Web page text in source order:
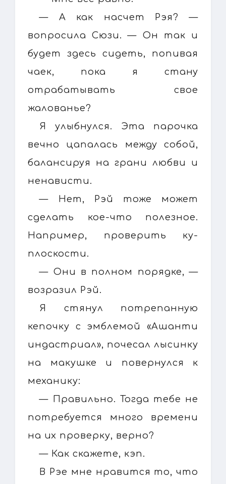
— А как насчет Рэя? —
вопросила Сюзи. — Он так и
будет здесь сидеть, попивая
чаек, пока я стану
отрабатывать свое
жалованье?
Я улыбнулся. Эта парочка
вечно цапалась между собой,
балансируя на грани любви и
ненависти.
— Нет, Рэй тоже может
сделать кое-что полезное.
Например, проверить ку-
плоскости.
— Они в полном порядке, —
возразил Рэй.
Я стянул потрепанную
кепочку с эмблемой «Ашанти
индастриал», почесал лысинку
на макушке и повернулся к
механику:
— Правильно. Тогда тебе не
потребуется много времени
на их проверку, верно?
— Как скажете, кэп.
В Рэе мне нравится то, что